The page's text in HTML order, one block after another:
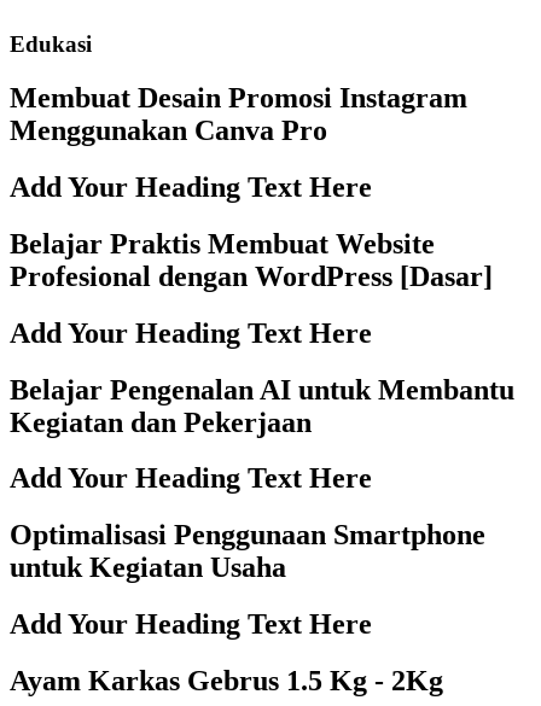
Edukasi
Membuat Desain Promosi Instagram
Menggunakan Canva Pro
Add Your Heading Text Here
Belajar Praktis Membuat Website
Profesional dengan WordPress [Dasar]
Add Your Heading Text Here
Belajar Pengenalan AI untuk Membantu
Kegiatan dan Pekerjaan
Add Your Heading Text Here
Optimalisasi Penggunaan Smartphone
untuk Kegiatan Usaha
Add Your Heading Text Here
Ayam Karkas Gebrus 1.5 Kg - 2Kg